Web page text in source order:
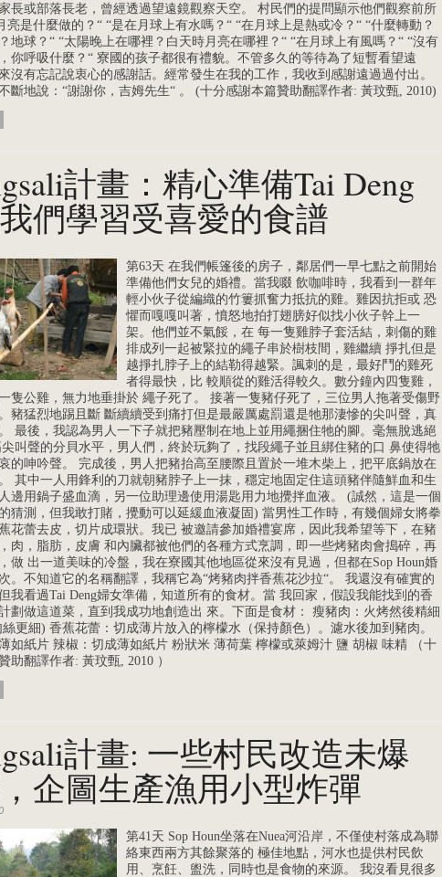
長或部落長老，曾經透過望遠鏡觀察天空。 村民們的提問顯示他們觀察前所
亮是什麼做的？“ “是在月球上有水嗎？“ “在月球上是熱或冷？“ “什麼轉動？
地球？“ “太陽晚上在哪裡？白天時月亮在哪裡？“ “在月球上有風嗎？“ “沒有
你呼吸什麼？“ 寮國的孩子都很有禮貌。不管多久的等待為了短暫看望遠
沒有忘記說衷心的感謝話。經常發生在我的工作，我收到感謝遠過過付出。
斷地說：“謝謝你，吉姆先生“ 。 (十分感謝本篇贊助翻譯作者: 黃玟甄, 2010)
計畫：精心準備Tai Deng
們學習受喜愛的食譜
第63天 在我們帳篷後的房子，鄰居們一早七點之前開始
準備他們女兒的婚禮。當我啜 飲咖啡時，我看到一群年
輕小伙子從編織的竹簍抓奮力抵抗的雞。雞因抗拒或 恐
懼而嘎嘎叫著，憤怒地拍打翅膀好似找小伙子幹上一
架。他們並不氣餒，在 每一隻雞脖子套活結，刺傷的雞
排成列一起被緊拉的繩子串於樹枝間，雞繼續 掙扎但是
越掙扎脖子上的結勒得越緊。諷刺的是，最好鬥的雞死
者得最快，比 較順從的雞活得較久。數分鐘內四隻雞，
隻公雞，無力地垂掛於 繩子死了。 接著一隻豬仔死了，三位男人拖著受傷野
豬猛烈地踢且斷 斷續續受到痛打但是最嚴厲處罰還是牠那淒慘的尖叫聲，真
最後，我認為男人一下子就把豬壓制在地上並用繩捆住牠的腳。毫無脫逃絕
叫聲的分貝水平，男人們，終於玩夠了，找段繩子並且綁住豬的口 鼻使得牠
的呻吟聲。 完成後，男人把豬抬高至腰際且置於一堆木柴上，把平底鍋放在
其中一人用鋒利的刀就朝豬脖子上一抹，穩定地固定住這頭豬伴隨鮮血和生
邊用鍋子盛血滴，另一位助理邊使用湯匙用力地攪拌血液。 (誠然，這是一個
猜測，但我敢打賭，攪動可以延緩血液凝固) 當男性工作時，有幾個婦女將拳
花蕾去皮，切片成環狀。我已 被邀請參加婚禮宴席，因此我希望等下，在豬
肉，脂肪，皮膚 和內臟都被他們的各種方式烹調，即一些烤豬肉會搗碎，再
做 出一道美味的冷盤，我在寮國其他地區從來沒有見過，但都在Sop Houn婚
。不知道它的名稱翻譯，我稱它為“烤豬肉拌香蕉花沙拉“。 我還沒有確實的
我看過Tai Deng婦女準備，知道所有的食材。當 我回家，假設我能找到的香
劃做這道菜，直到我成功地創造出 來。下面是食材： 瘦豬肉：火烤然後精細
更細) 香蕉花蕾：切成薄片放入的檸檬水（保持顏色）。濾水後加到豬肉。
如紙片 辣椒：切成薄如紙片 粉狀米 薄荷葉 檸檬或萊姆汁 鹽 胡椒 味精 （十
助翻譯作者: 黃玟甄, 2010 ）
計畫: 一些村民改造未爆
企圖生產漁用小型炸彈
第41天 Sop Houn坐落在Nuea河沿岸，不僅使村落成為聯
絡東西兩方其餘聚落的 極佳地點，河水也提供村民飲
用、烹飪、盥洗，同時也是食物的來源。 我沒看見很多